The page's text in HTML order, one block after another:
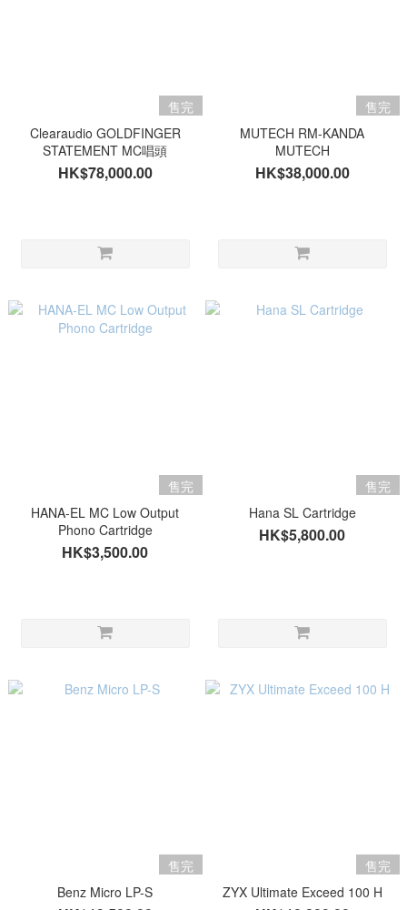
售完
Clearaudio GOLDFINGER
STATEMENT MC唱頭
HK$78,000.00
售完
MUTECH RM-KANDA
MUTECH
HK$38,000.00
售完
HANA-EL MC Low Output
Phono Cartridge
HK$3,500.00
售完
Hana SL Cartridge
HK$5,800.00
售完
Benz Micro LP-S
售完
ZYX Ultimate Exceed 100 H